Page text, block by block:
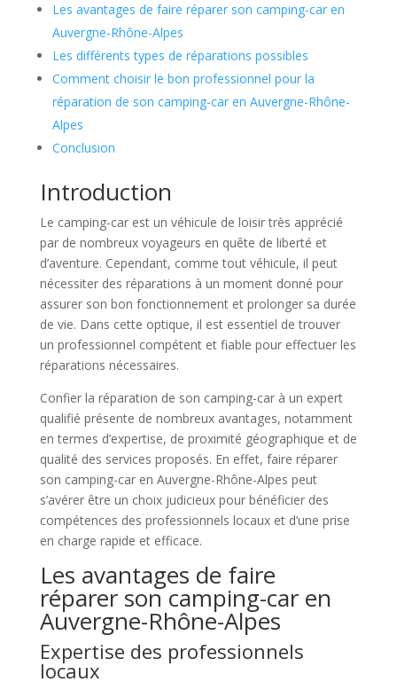
Les avantages de faire réparer son camping-car en
Auvergne-Rhône-Alpes
Les différents types de réparations possibles
Comment choisir le bon professionnel pour la
réparation de son camping-car en Auvergne-Rhône-
Alpes
Conclusion
Introduction
Le camping-car est un véhicule de loisir très apprécié
par de nombreux voyageurs en quête de liberté et
d’aventure. Cependant, comme tout véhicule, il peut
nécessiter des réparations à un moment donné pour
assurer son bon fonctionnement et prolonger sa durée
de vie. Dans cette optique, il est essentiel de trouver
un professionnel compétent et fiable pour effectuer les
réparations nécessaires.
Confier la réparation de son camping-car à un expert
qualifié présente de nombreux avantages, notamment
en termes d’expertise, de proximité géographique et de
qualité des services proposés. En effet, faire réparer
son camping-car en Auvergne-Rhône-Alpes peut
s’avérer être un choix judicieux pour bénéficier des
compétences des professionnels locaux et d’une prise
en charge rapide et efficace.
Les avantages de faire
réparer son camping-car en
Auvergne-Rhône-Alpes
Expertise des professionnels
locaux